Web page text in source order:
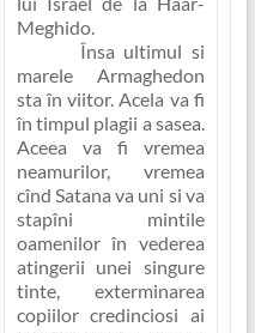
Meghido.
Însa ultimul si
marele Armaghedon
sta în viitor. Acela va fi
în timpul plagii a sasea.
Aceea va fi vremea
neamurilor, vremea
cînd Satana va uni si va
stapîni mintile
oamenilor în vederea
atingerii unei singure
tinte, exterminarea
copiilor credinciosi ai